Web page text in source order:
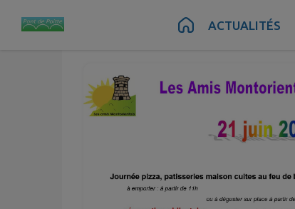
Contenu Recherche Pied de page
ACTUALITÉS
au 22